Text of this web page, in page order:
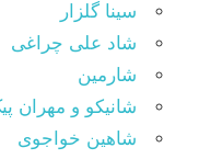
سینا گلزار
شاد علی چراغی
شارمین
شانیکو و مهران
شاهین خواجوی